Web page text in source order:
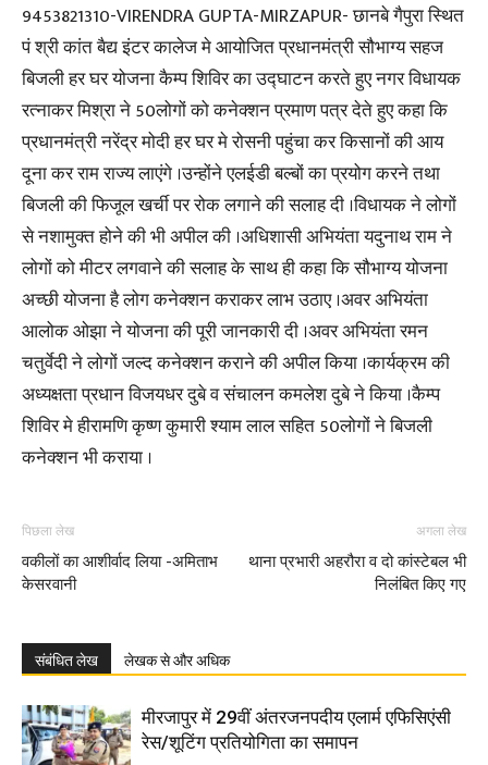
9453821310-VIRENDRA GUPTA-MIRZAPUR- छानबे गैपुरा स्थित
पं श्री कांत बैद्य इंटर कालेज मे आयोजित प्रधानमंत्री सौभाग्य सहज
बिजली हर घर योजना कैम्प शिविर का उद्घाटन करते हुए नगर विधायक
रत्नाकर मिश्रा ने 50लोगों को कनेक्शन प्रमाण पत्र देते हुए कहा कि
प्रधानमंत्री नरेंद्र मोदी हर घर मे रोसनी पहुंचा कर किसानों की आय
दूना कर राम राज्य लाएंगे ।उन्होंने एलईडी बल्बों का प्रयोग करने तथा
बिजली की फिजूल खर्ची पर रोक लगाने की सलाह दी ।विधायक ने लोगों
से नशामुक्त होने की भी अपील की ।अधिशासी अभियंता यदुनाथ राम ने
लोगों को मीटर लगवाने की सलाह के साथ ही कहा कि सौभाग्य योजना
अच्छी योजना है लोग कनेक्शन कराकर लाभ उठाए ।अवर अभियंता
आलोक ओझा ने योजना की पूरी जानकारी दी ।अवर अभियंता रमन
चतुर्वेदी ने लोगों जल्द कनेक्शन कराने की अपील किया ।कार्यक्रम की
अध्यक्षता प्रधान विजयधर दुबे व संचालन कमलेश दुबे ने किया ।कैम्प
शिविर मे हीरामणि कृष्ण कुमारी श्याम लाल सहित 50लोगों ने बिजली
कनेक्शन भी कराया ।
पिछला लेख
वकीलों का आशीर्वाद लिया -अमिताभ
केसरवानी
अगला लेख
थाना प्रभारी अहरौरा व दो कांस्टेबल भी
निलंबित किए गए
संबंधित लेख लेखक से और अधिक
मीरजापुर में 29वीं अंतरजनपदीय एलार्म एफिसिएंसी
रेस/शूटिंग प्रतियोगिता का समापन